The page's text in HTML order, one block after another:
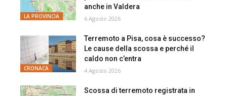
LA PROVINCIA
anche in Valdera
6 Agosto 2026
CRONACA
Terremoto a Pisa, cosa è successo?
Le cause della scossa e perché il
caldo non c’entra
4 Agosto 2026
Scossa di terremoto registrata in